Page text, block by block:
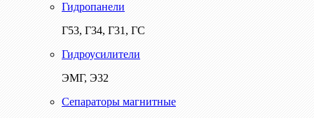
Гидропанели
Г53, Г34, Г31, ГС
Гидроусилители
ЭМГ, Э32
Сепараторы магнитные